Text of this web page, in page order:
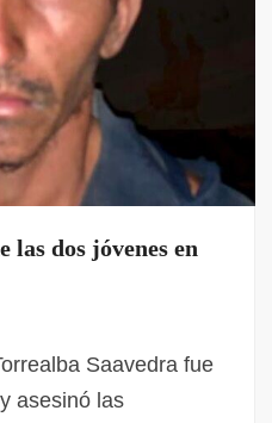
las dos jóvenes en
Saavedra fue
asesinó las